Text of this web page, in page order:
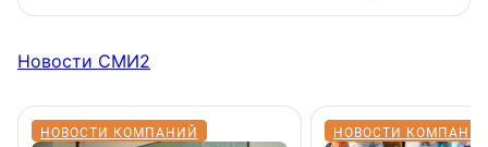
Новости СМИ2
НОВОСТИ КОМПАНИЙ НОВОСТИ